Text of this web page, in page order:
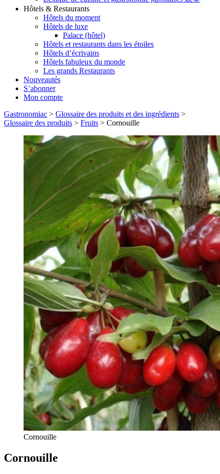
Hôtels & Restaurants
Hôtels du moment
Hôtels de luxe
Palace (hôtel)
Hôtels et restaurants dans les étoiles
Hôtels d’écrivains
Hôtels fabuleux du monde
Les grands Restaurants
Nouveautés
S’abonner
Mon compte
Gastronomiac > Glossaire des produits et des ingrédients >
Glossaire des produits > Fruits > Cornouille
Cornouille
Cornouille